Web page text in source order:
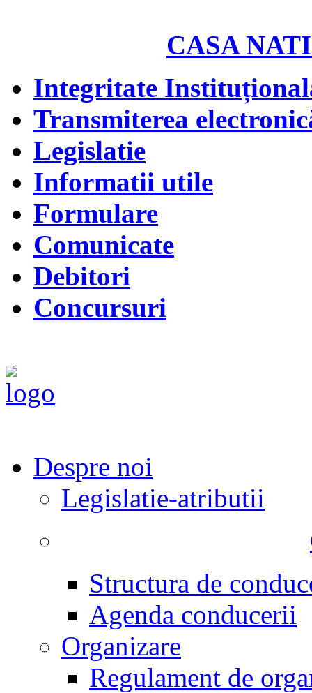
CASA
Integritate
Transmiterea
Legislatie
Informatii utile
Formulare
Comunicate
Debitori
Concursuri
Despre noi
Legislatie-atributii
Structura de
Agenda conducerii
Organizare
Regulament de